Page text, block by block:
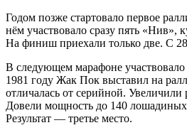
Годом позже стартовало первое
нём участвовало сразу пять «Нив»,
На финиш приехали только две. С
В следующем марафоне
1981 году Жак Пок выставил на
отличалась от серийной. Увеличили
Довели мощность до 140
Результат — третье место.